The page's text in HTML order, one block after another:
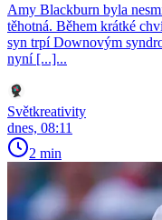
Amy Blackburn byla
těhotná. Během krátké
syn trpí Downovým
nyní [...]...
Světkreativity
dnes, 08:11
2 min